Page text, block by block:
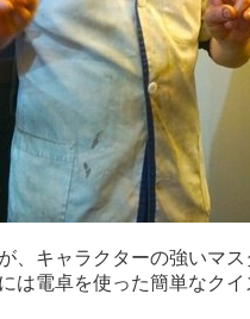
、キャラクターの強いマ
は電卓を使った簡単なク